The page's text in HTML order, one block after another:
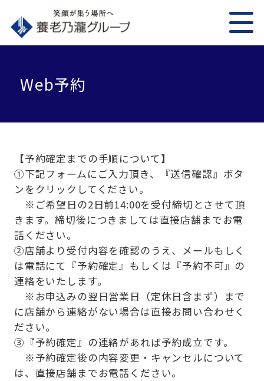
Web予約
【予約確定までの手順について】
①下記フォームにご入力頂き、『送信確認』ボタ
ンをクリックしてください。
※ご希望日の2日前14:00を受付締切とさせて頂
きます。締切後につきましては直接店舗までお電
話ください。
②店舗より受付内容を確認のうえ、メールもしく
は電話にて『予約確定』もしくは『予約不可』の
連絡をいたします。
※お申込みの翌日営業日（定休日含まず）まで
に店舗から連絡がない場合は直接お問い合わせく
ださい。
③『予約確定』の連絡があれば予約成立です。
※予約確定後の内容変更・キャンセルについて
は、直接店舗までお電話ください。